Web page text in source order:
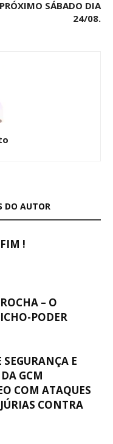
SÁBADO DIA
24/08.
DO AUTOR
!
– O
PODER
SEGURANÇA E
GCM
COM ATAQUES
CONTRA